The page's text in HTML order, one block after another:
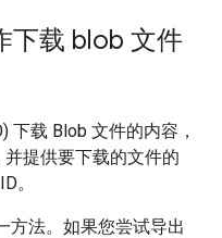
下载 blob 文件
下载 Blob 文件的内容，
并提供要下载的文件的
。
方法。如果您尝试导出